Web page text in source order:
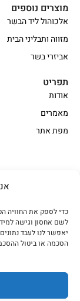
לשם אחסון וגישה
יאפשר לנו לעבד
הסכמה או ביטול
אווז
בשר בקר עגלה
הודו
מוצרים נוספים
אלכוהול ליד הבשר
מזווה ותבליני הבית
אביזרי בשר
תפריט
אודות
מאמרים
מפת אתר